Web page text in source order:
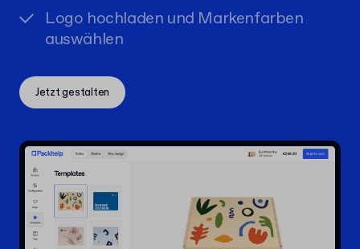
Logo hochladen und Markenfarben
auswählen
Jetzt gestalten